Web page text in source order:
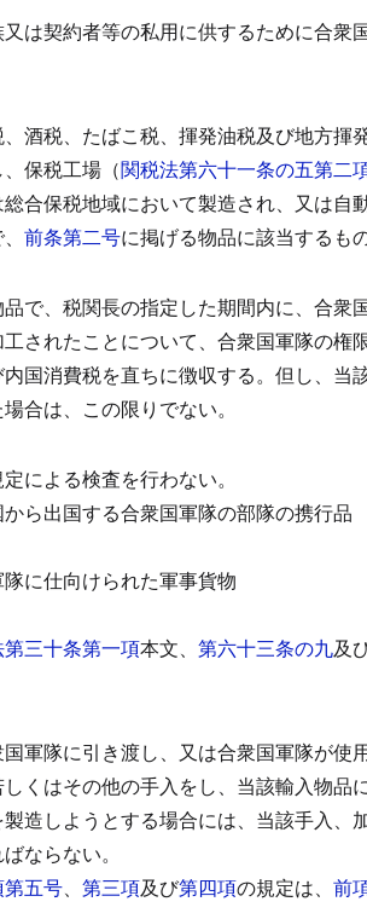
は契約者等の私用に供するために合衆
酒税、たばこ税、揮発油税及び地方揮
保税工場（関税法第六十一条の五第二
合保税地域において製造され、又は自
前条第二号に掲げる物品に該当するも
で、税関長の指定した期間内に、合衆
されたことについて、合衆国軍隊の権
国消費税を直ちに徴収する。 但し、当
合は、この限りでない。
による検査を行わない。
ら出国する合衆国軍隊の部隊の携行品
に仕向けられた軍事貨物
三十条第一項本文、 第六十三条の九及
軍隊に引き渡し、又は合衆国軍隊が使
くはその他の手入をし、当該輸入物品
造しようとする場合には、当該手入、
ならない。
五号、 第三項及び第四項の規定は、 前